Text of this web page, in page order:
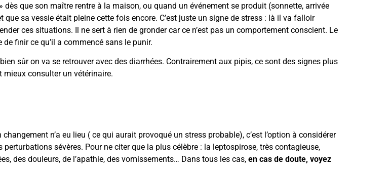
que son maître rentre à la maison, ou quand un événement se produit (sonnette, arrivée
que sa vessie était pleine cette fois encore. C’est juste un signe de stress : là il va falloir
ces situations. Il ne sert à rien de gronder car ce n’est pas un comportement conscient. Le
finir ce qu’il a commencé sans le punir.
sûr on va se retrouver avec des diarrhées. Contrairement aux pipis, ce sont des signes plus
consulter un vétérinaire.
n’a eu lieu ( ce qui aurait provoqué un stress probable), c’est l’option à considérer
sévères. Pour ne citer que la plus célèbre : la leptospirose, très contagieuse,
des douleurs, de l’apathie, des vomissements… Dans tous les cas, en cas de doute, voyez